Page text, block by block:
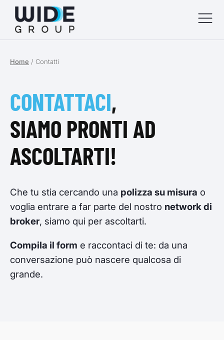
Home / Contatti
CONTATTACI,
SIAMO PRONTI AD
ASCOLTARTI!
Che tu stia cercando una polizza su misura o
voglia entrare a far parte del nostro network di
broker, siamo qui per ascoltarti.
Compila il form e raccontaci di te: da una
conversazione può nascere qualcosa di
grande.